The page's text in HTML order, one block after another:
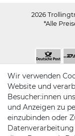
2026
*Alle
Wir verwenden
Website und
Besucher:innen
und Anzeigen zu
einzubinden oder